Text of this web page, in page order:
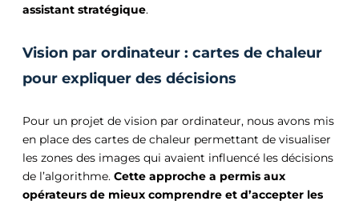
assistant stratégique.
Vision par ordinateur : cartes de chaleur
pour expliquer des décisions
Pour un projet de vision par ordinateur, nous avons mis
en place des cartes de chaleur permettant de visualiser
les zones des images qui avaient influencé les décisions
de l’algorithme. Cette approche a permis aux
opérateurs de mieux comprendre et d’accepter les